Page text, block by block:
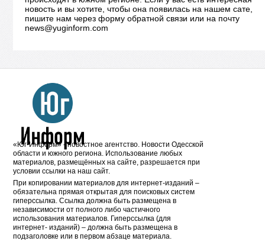
новость и вы хотите, чтобы она появилась на нашем сате,
пишите нам через форму обратной связи или на почту
news@yuginform.com
«Юг-Информ» - новостное агентство. Новости Одесской
области и южного региона. Использование любых
материалов, размещённых на сайте, разрешается при
условии ссылки на наш сайт.
При копировании материалов для интернет-изданий –
обязательна прямая открытая для поисковых систем
гиперссылка. Ссылка должна быть размещена в
независимости от полного либо частичного
использования материалов. Гиперссылка (для
интернет- изданий) – должна быть размещена в
подзаголовке или в первом абзаце материала.